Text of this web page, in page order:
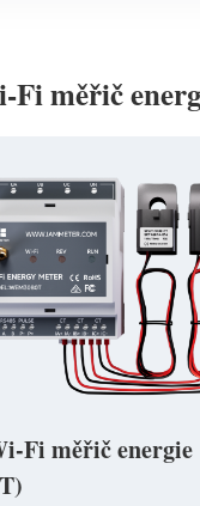
Fi měřič
Fi měřič energie